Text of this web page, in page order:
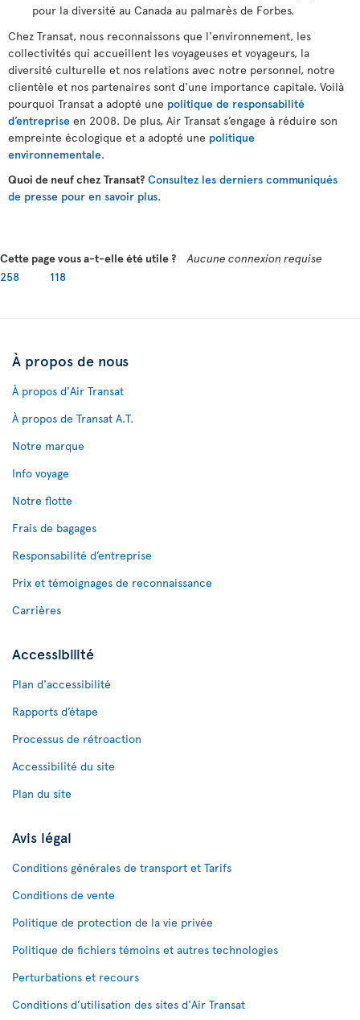
pour la diversité au Canada au palmarès de Forbes.
Chez Transat, nous reconnaissons que l'environnement, les
collectivités qui accueillent les voyageuses et voyageurs, la
diversité culturelle et nos relations avec notre personnel, notre
clientèle et nos partenaires sont d'une importance capitale. Voilà
pourquoi Transat a adopté une politique de responsabilité
d’entreprise en 2008. De plus, Air Transat s’engage à réduire son
empreinte écologique et a adopté une politique
environnementale.
Quoi de neuf chez Transat? Consultez les derniers communiqués
de presse pour en savoir plus.
Cette page vous a-t-elle été utile ?
Aucune connexion requise
258
118
À propos de nous
À propos d'Air Transat
À propos de Transat A.T.
Notre marque
Info voyage
Notre flotte
Frais de bagages
Responsabilité d’entreprise
Prix et témoignages de reconnaissance
Carrières
Accessibilité
Plan d'accessibilité
Rapports d’étape
Processus de rétroaction
Accessibilité du site
Plan du site
Avis légal
Conditions générales de transport et Tarifs
Conditions de vente
Politique de protection de la vie privée
Politique de fichiers témoins et autres technologies
Perturbations et recours
Conditions d’utilisation des sites d'Air Transat